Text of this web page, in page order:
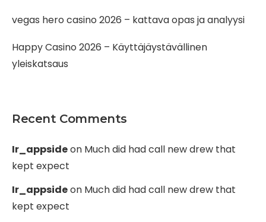
vegas hero casino 2026 – kattava opas ja analyysi
Happy Casino 2026 – Käyttäjäystävällinen
yleiskatsaus
Recent Comments
Ir_appsideon Much did had call new drew that
kept expect
Ir_appsideon Much did had call new drew that
kept expect